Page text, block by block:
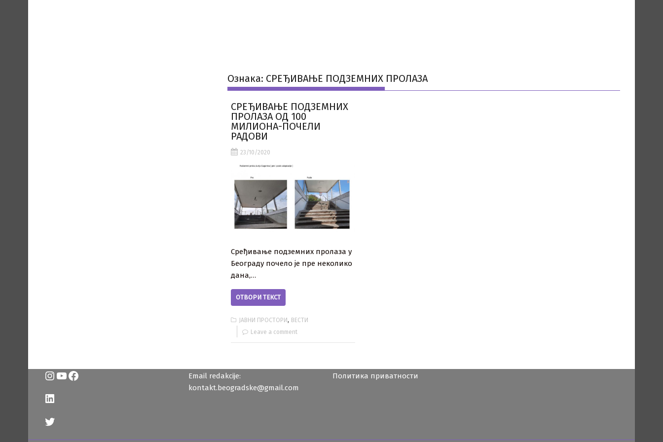
Ознака: СРЕЂИВАЊЕ ПОДЗЕМНИХ ПРОЛАЗА
СРЕЂИВАЊЕ ПОДЗЕМНИХ
ПРОЛАЗА ОД 100
МИЛИОНА-ПОЧЕЛИ
РАДОВИ
23/10/2020
Сређивање подземних пролаза у
Београду почело је пре неколико
дана,…
ОТВОРИ ТЕКСТ
ЈАВНИ ПРОСТОРИ, ВЕСТИ
Leave a comment
Instagram
YouTube
Facebook
LinkedIn
Twitter
Email redakcije:
kontakt.beogradske@gmail.com
Политика приватности